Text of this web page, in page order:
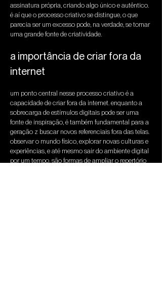
assinatura própria, criando algo único e autêntico.
é aí que o processo criativo se distingue, o que
parecia ser um excesso pode, na verdade, se tornar
uma grande fonte de criatividade.
a importância de criar fora da
internet
um ponto central nesse processo criativo é a
capacidade de criar fora da internet. enquanto a
sobrecarga de estímulos digitais pode ser uma
fonte de inspiração, é também fundamental para a
geração z buscar novos referenciais fora das telas.
observar o mundo físico, explorar novas culturas e
experiências, e até mesmo sair do ambiente digital
por um tempo, são formas de ampliar o repertório